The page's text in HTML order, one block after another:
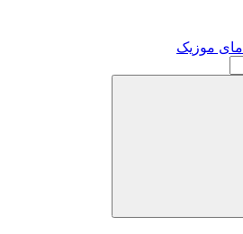
مای موزیک